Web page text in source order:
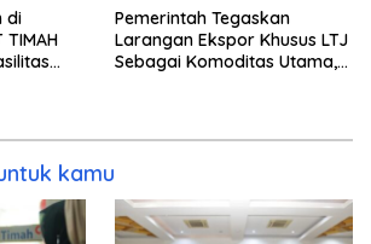
di
TIMAH
Pemerintah Tegaskan
Larangan Ekspor Khusus LTJ
Sebagai Komoditas Utama,
kamu